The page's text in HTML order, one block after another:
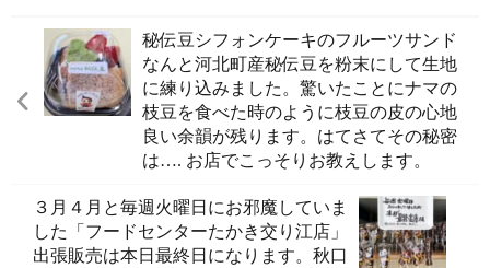
秘伝豆シフォンケーキのフルーツサンド️
なんと河北町産秘伝豆を粉末にして生地
に練り込みました。驚いたことにナマの
枝豆を食べた時のように枝豆の皮の心地
良い余韻が残ります。はてさてその秘密
は…. お店でこっそりお教えします。
３月４月と毎週火曜日にお邪魔していま
した「フードセンターたかき交り江店」
出張販売は本日最終日になります。秋口